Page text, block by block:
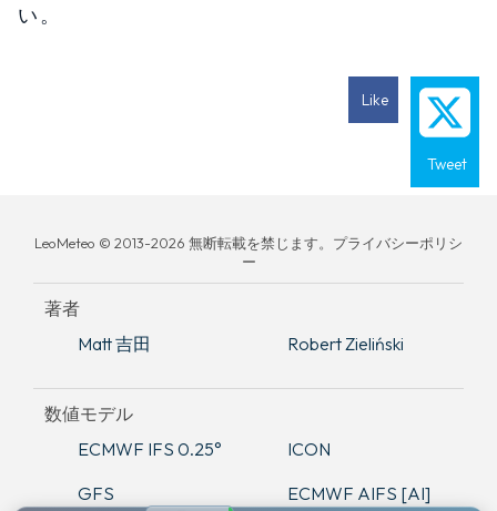
い。
Like
Tweet
LeoMeteo © 2013-2026 無断転載を禁じます。プライバシーポリシ
ー
著者
Matt 吉田
Robert Zieliński
数値モデル
ECMWF IFS 0.25°
ICON
GFS
ECMWF AIFS [AI]